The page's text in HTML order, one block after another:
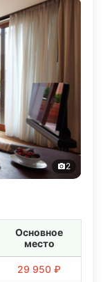
наличии студия
от 3 лет.
2
Основное
место
29 950 ₽